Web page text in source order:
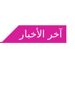
آخر الأخبار